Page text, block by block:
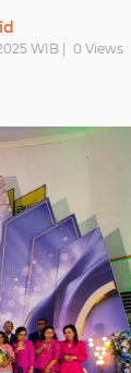
WIB | 0Views